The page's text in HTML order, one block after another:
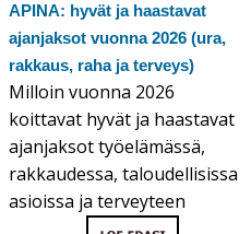
APINA: hyvät ja haastavat
ajanjaksot vuonna 2026 (ura,
rakkaus, raha ja terveys)
Milloin vuonna 2026
koittavat hyvät ja haastavat
ajanjaksot työelämässä,
rakkaudessa, taloudellisissa
asioissa ja terveyteen